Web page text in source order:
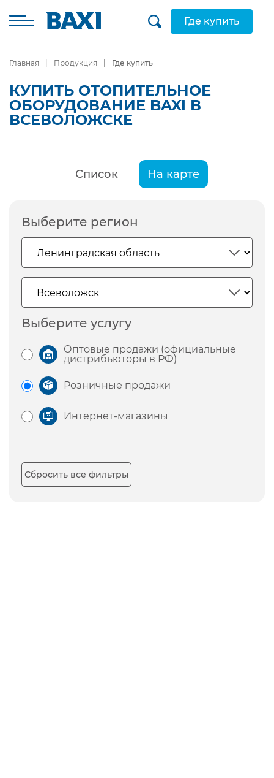
Где купить
Главная Продукция Где купить
КУПИТЬ ОТОПИТЕЛЬНОЕ
ОБОРУДОВАНИЕ BAXI В
ВСЕВОЛОЖСКЕ
Список На карте
Выберите регион
Выберите услугу
Оптовые продажи (официальные
дистрибьюторы в РФ)
Розничные продажи
Интернет-магазины
Сбросить все фильтры